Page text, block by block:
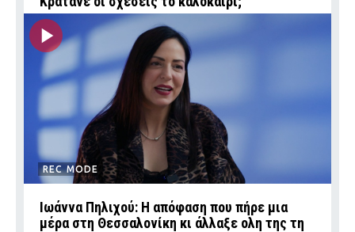
REC MODE
Ιωάννα Πηλιχού: Η απόφαση που πήρε μια
μέρα στη Θεσσαλονίκη κι άλλαξε ολη της τη